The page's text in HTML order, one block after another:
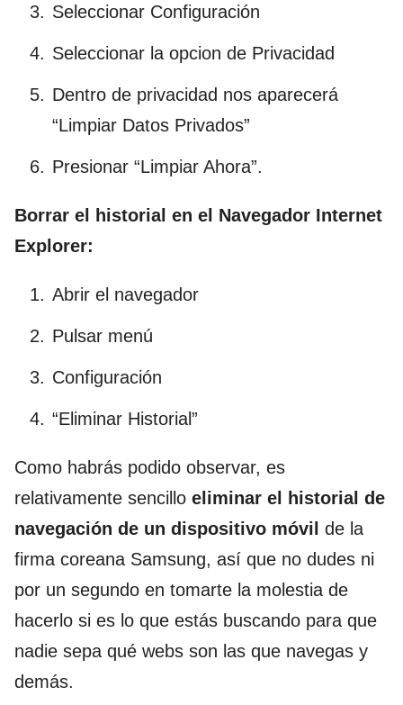
Seleccionar Configuración
Seleccionar la opcion de Privacidad
Dentro de privacidad nos aparecerá
“Limpiar Datos Privados”
Presionar “Limpiar Ahora”.
Borrar el historial en el Navegador Internet
Explorer:
Abrir el navegador
Pulsar menú
Configuración
“Eliminar Historial”
Como habrás podido observar, es
relativamente sencillo eliminar el historial de
navegación de un dispositivo móvil de la
firma coreana Samsung, así que no dudes ni
por un segundo en tomarte la molestia de
hacerlo si es lo que estás buscando para que
nadie sepa qué webs son las que navegas y
demás.